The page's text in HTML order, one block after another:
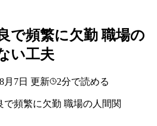
で頻繁に欠勤 職場の
い工夫
月7日 更新 2分で読める